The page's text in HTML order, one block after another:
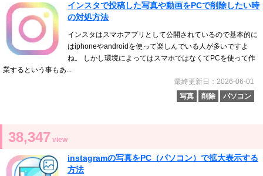
インスタで投稿した写真や動画をPCで削除したい時
の対処方法
インスタはスマホアプリとして公開されているので基本的に
はiphoneやandroidを使って楽しんでいる人が多いですよ
ね。 しかし環境によってはスマホではなくてPCを使って作
業するという事もあ...
最終更新日：2026-06-01
写真
削除 パソコン
38,347 view
instagramの写真をPC（パソコン）で拡大表示する
方法